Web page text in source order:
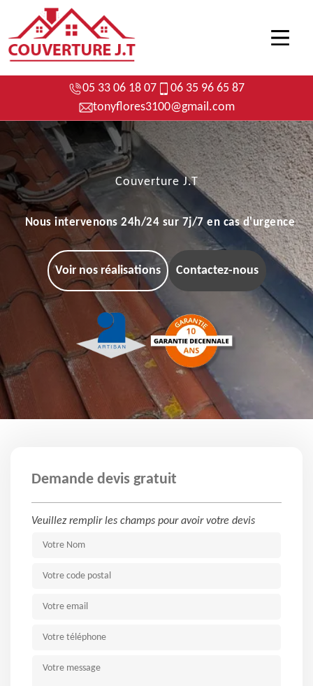
05 33 06 18 07
06 35 96 65 87
tonyflores3100@gmail.com
Couverture J.T
Nous intervenons 24h/24 sur 7j/7 en cas d'urgence
Voir nos réalisations Contactez-nous
Demande devis gratuit
Veuillez remplir les champs pour avoir votre devis